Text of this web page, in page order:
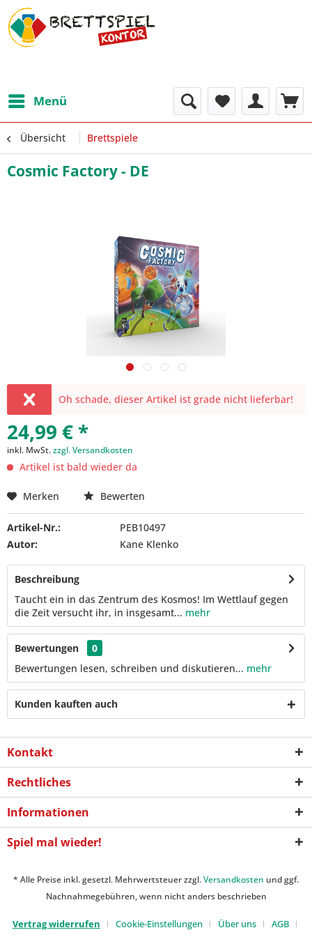
Menü
Übersicht Brettspiele
Cosmic Factory - DE
Oh schade, dieser Artikel ist grade nicht lieferbar!
24,99 € *
inkl. MwSt.zzgl. Versandkosten
Artikel ist bald wieder da
Merken Bewerten
Artikel-Nr.:
PEB10497
Autor:
Kane Klenko
Beschreibung
Taucht ein in das Zentrum des Kosmos! Im Wettlauf gegen
die Zeit versucht ihr, in insgesamt... mehr
Bewertungen
0
Bewertungen lesen, schreiben und diskutieren... mehr
Kunden kauften auch
Kontakt
Rechtliches
Informationen
Spiel mal wieder!
* Alle Preise inkl. gesetzl. Mehrwertsteuer zzgl.Versandkosten und ggf.
Nachnahmegebühren, wenn nicht anders beschrieben
Vertrag widerrufen Cookie-Einstellungen Über uns AGB